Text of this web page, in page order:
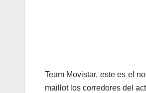
Team Movistar, este es el
maillot los corredores del